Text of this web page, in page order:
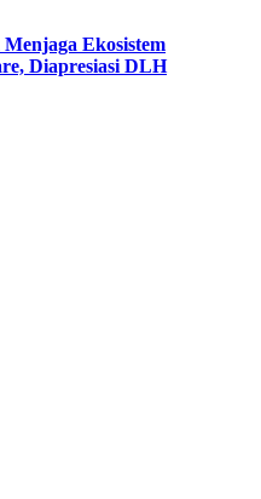
Ekosistem
Diapresiasi DLH